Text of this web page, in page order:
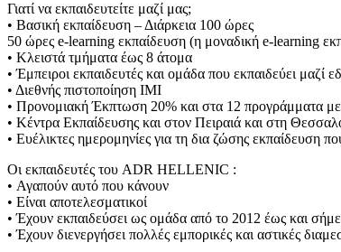
Γιατί να εκπαιδευτείτε μαζί μας;
• Βασική εκπαίδευση – Διάρκεια 100 ώρες
50 ώρες e-learning εκπαίδευση (η μοναδική e-learning
• Κλειστά τμήματα έως 8 άτομα
• Έμπειροι εκπαιδευτές και ομάδα που εκπαιδεύει
• Διεθνής πιστοποίηση ΙΜΙ
• Προνομιακή Έκπτωση 20% και στα 12 προγράμματα
• Κέντρα Εκπαίδευσης και στον Πειραιά και στη
• Ευέλικτες ημερομηνίες για τη δια ζώσης εκπαίδευση
Οι εκπαιδευτές του ADR HELLENIC :
• Αγαπούν αυτό που κάνουν
• Είναι αποτελεσματικοί
• Έχουν εκπαιδεύσει ως ομάδα από το 2012 έως και
• Έχουν διενεργήσει πολλές εμπορικές και αστικές